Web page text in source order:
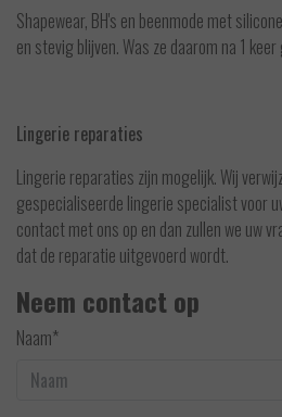
Shapewear, BH's en beenmode met
en stevig blijven. Was ze daarom na 1
Lingerie reparaties
Lingerie reparaties zijn mogelijk. Wij
gespecialiseerde lingerie specialist voor
contact met ons op en dan zullen we uw
dat de reparatie uitgevoerd wordt.
Neem contact op
Naam*